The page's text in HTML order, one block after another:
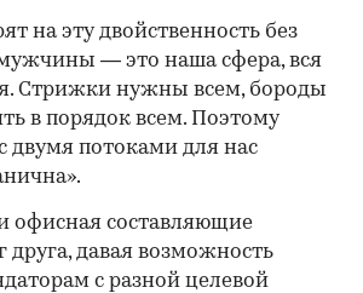
на эту двойственность без
— это наша сфера, вся
Стрижки нужны всем, бороды
в порядок всем. Поэтому
двумя потоками для нас
офисная составляющие
друга, давая возможность
с разной целевой